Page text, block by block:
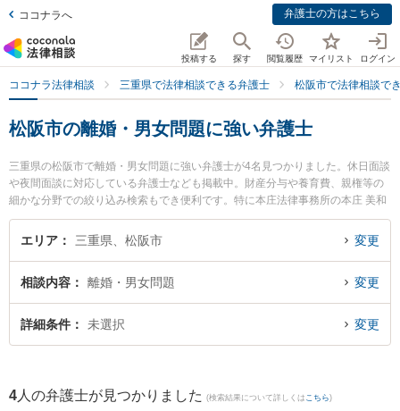
ココナラへ 弁護士の方はこちら
投稿する 探す 閲覧履歴 マイリスト ログイン
ココナラ法律相談 三重県で法律相談できる弁護士 松阪市で法律相談で
松阪市の離婚・男女問題に強い弁護士
三重県の松阪市で離婚・男女問題に強い弁護士が4名見つかりました。休日面談
や夜間面談に対応している弁護士なども掲載中。財産分与や養育費、親権等の
細かな分野での絞り込み検索もでき便利です。特に本庄法律事務所の本庄 美和
子弁護士や松阪みらい法律事務所の渡部 鎮行弁護士、山本法律事務所の山本 哲
也弁護士のプロフィール情報や弁護士費用、強みなどが注目されています。
検索したい』『初回相談無料で離婚・男女問題を法律相談できる松阪市内の弁
護士に相談予約したい』などでお困りの相談者さんにおすすめです。
エリア 三重県、松阪市 変更
相談内容 離婚・男女問題 変更
詳細条件 未選択 変更
4 人の弁護士が見つかりました (検索結果について詳しくは こちら)